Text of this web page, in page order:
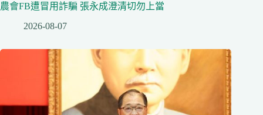
農會FB遭冒用詐騙 張永成澄清切勿上當
2026-08-07